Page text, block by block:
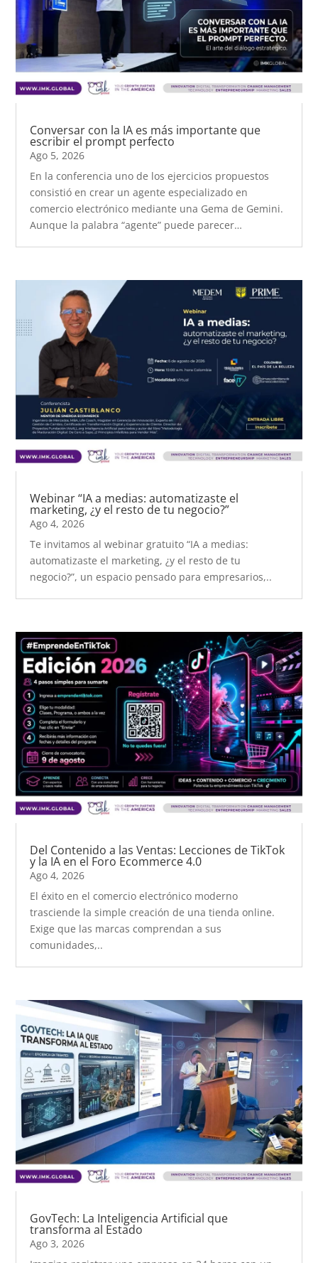
Conversar con la IA es más importante que
escribir el prompt perfecto
Ago 5, 2026
En la conferencia uno de los ejercicios propuestos
consistió en crear un agente especializado en
comercio electrónico mediante una Gema de Gemini.
Aunque la palabra “agente” puede parecer…
Webinar “IA a medias: automatizaste el
marketing, ¿y el resto de tu negocio?”
Ago 4, 2026
Te invitamos al webinar gratuito “IA a medias:
automatizaste el marketing, ¿y el resto de tu
negocio?”, un espacio pensado para empresarios,..
Del Contenido a las Ventas: Lecciones de TikTok
y la IA en el Foro Ecommerce 4.0
Ago 4, 2026
El éxito en el comercio electrónico moderno
trasciende la simple creación de una tienda online.
Exige que las marcas comprendan a sus
comunidades,..
GovTech: La Inteligencia Artificial que
transforma al Estado
Ago 3, 2026